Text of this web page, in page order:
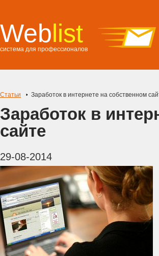
Weblist
система для профессионалов
Статьи Заработок в интернете на собственном
Заработок в
сайте
29-08-2014